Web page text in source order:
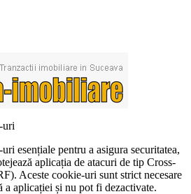
uri
esențiale pentru a asigura securitatea,
aplicația de atacuri de tip Cross-
Aceste cookie-uri sunt strict necesare
a aplicației și nu pot fi dezactivate.